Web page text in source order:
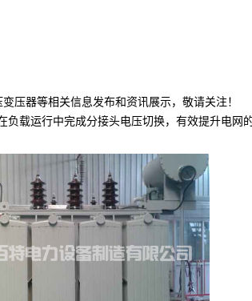
压器等相关信息发布和资讯展示，敬请关注！
载运行中完成分接头电压切换，有效提升电